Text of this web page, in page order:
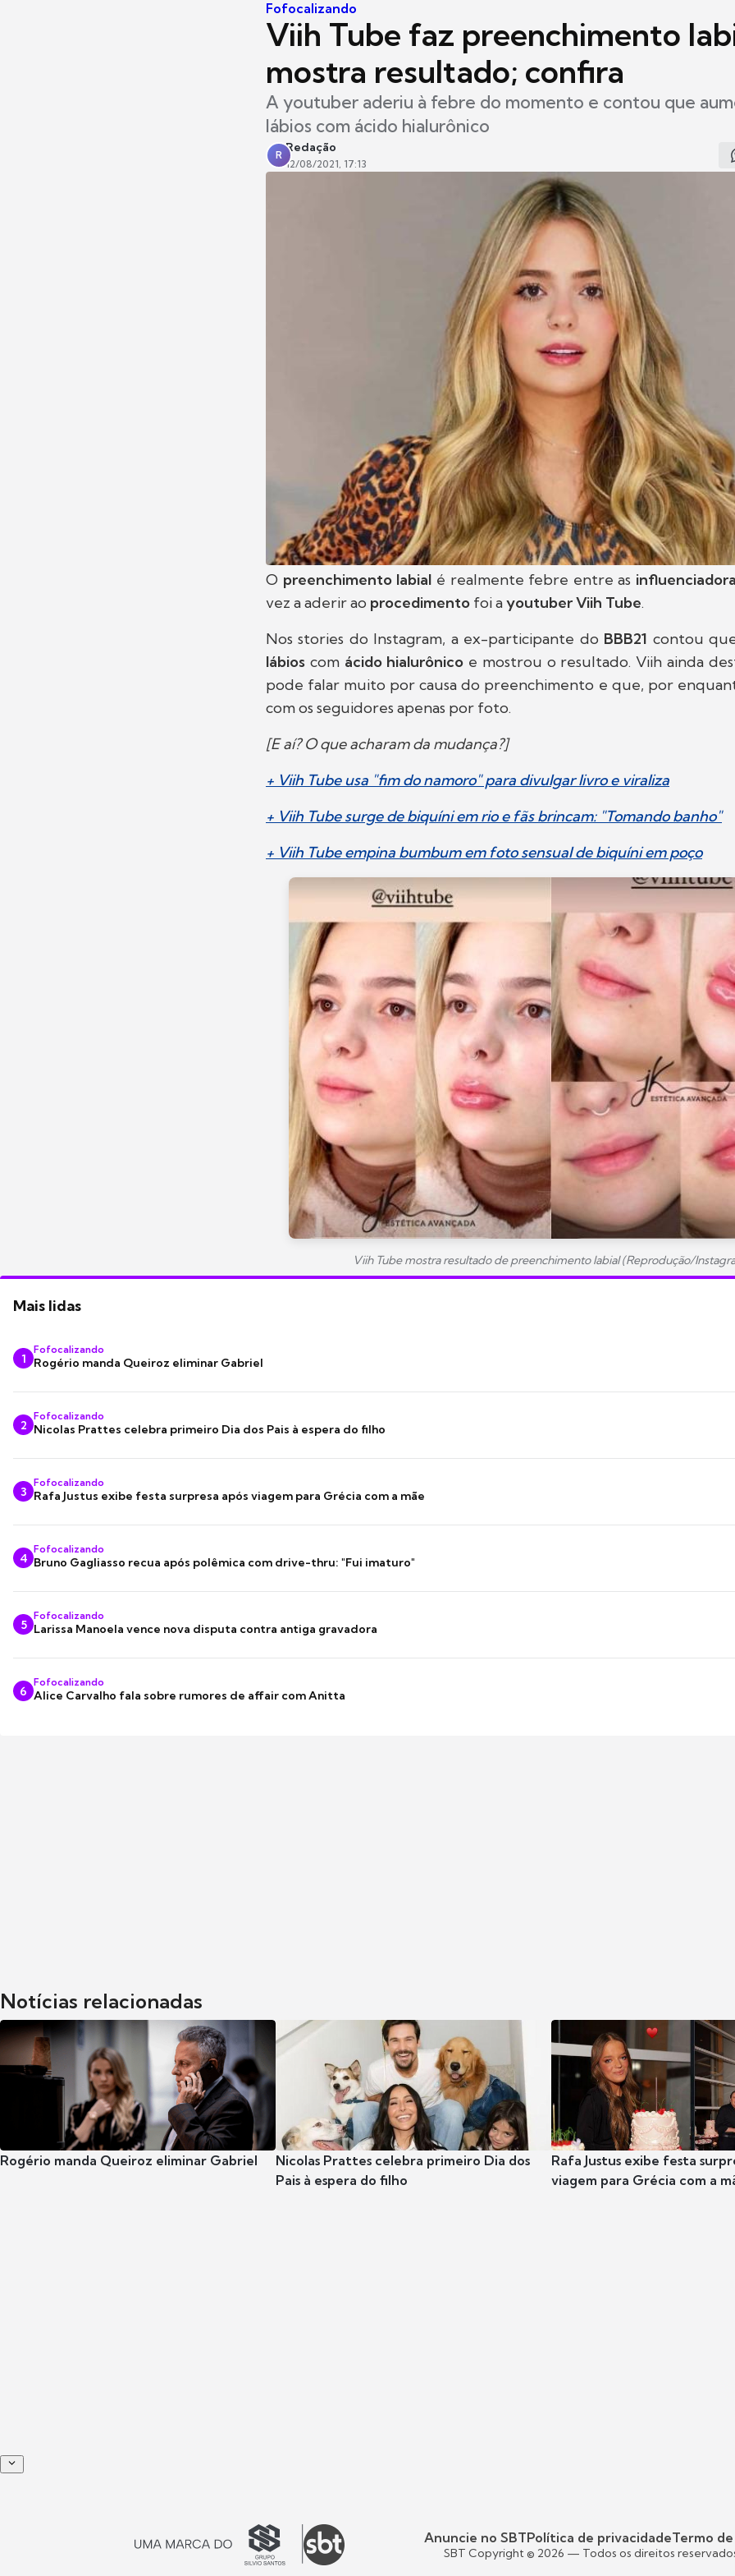
Fofocalizando
Viih Tube faz preenchimento
mostra resultado; confira
A youtuber aderiu à febre do momento e contou que
lábios com ácido hialurônico
R
Redação
12/08/2021, 17:13
O preenchimento labial é realmente febre entre as
vez a aderir ao procedimento foi ayoutuber Viih Tube.
Nos stories do Instagram, a ex-participante do BBB21 contou
lábios com ácido hialurônico e mostrou o resultado. Viih ainda
pode falar muito por causa do preenchimento e que, por
com os seguidores apenas por foto.
[E aí? O que acharam da mudança?]
+ Viih Tube usa "fim do namoro" para divulgar livro e viraliza
+ Viih Tube surge de biquíni em rio e fãs brincam: "Tomando banho"
+ Viih Tube empina bumbum em foto sensual de biquíni em poço
Viih Tube mostra resultado de preenchimento labial (Reprodução/
Mais lidas
1
Fofocalizando
Rogério manda Queiroz eliminar Gabriel
2
Fofocalizando
Nicolas Prattes celebra primeiro Dia dos Pais à espera do filho
3
Fofocalizando
Rafa Justus exibe festa surpresa após viagem para Grécia com a mãe
4
Fofocalizando
Bruno Gagliasso recua após polêmica com drive-thru: "Fui imaturo"
5
Fofocalizando
Larissa Manoela vence nova disputa contra antiga gravadora
6
Fofocalizando
Alice Carvalho fala sobre rumores de affair com Anitta
Notícias relacionadas
Rogério manda Queiroz eliminar Gabriel
Nicolas Prattes celebra primeiro Dia dos
Pais à espera do filho
Rafa Justus exibe festa
viagem para Grécia com a
Anuncie no SBTPolítica de privacidadeTermo de
SBT Copyright © 2026 — Todos os direitos